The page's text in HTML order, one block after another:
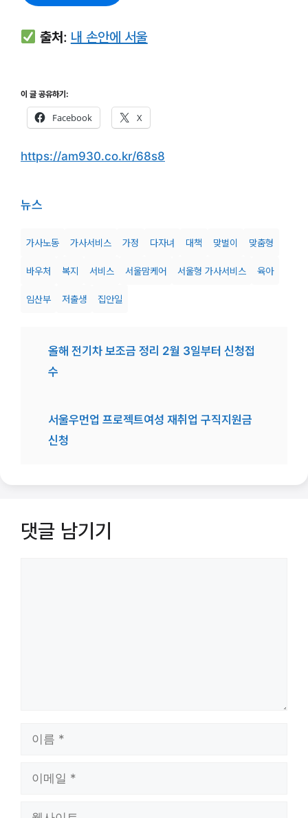
출처: 내 손안에 서울
이 글 공유하기:
Facebook X
https://am930.co.kr/68s8
뉴스
가사노동 가사서비스 가정 다자녀 대책 맞벌이 맞춤형
바우처 복지 서비스 서울맘케어 서울형 가사서비스 육아
임산부 저출생 집안일
올해 전기차 보조금 정리 2월 3일부터 신청접
수
서울우먼업 프로젝트여성 재취업 구직지원금
신청
댓글 남기기